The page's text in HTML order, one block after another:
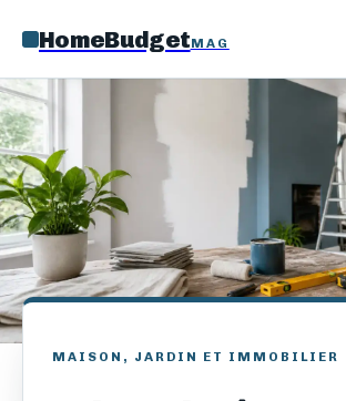
HomeBudgetMAG
MAISON, JARDIN ET IMMOBILIER